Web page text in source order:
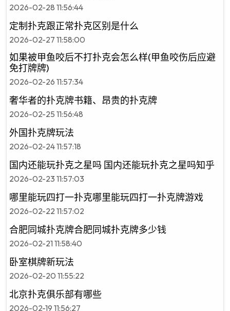
2026-02-28 11:56:44
定制扑克跟正常扑克区别是什么
2026-02-27 11:58:00
如果被甲鱼咬后不打扑克会怎么样(甲鱼咬伤后应避
免打牌牌)
2026-02-26 11:57:34
奢华者的扑克牌书籍、昂贵的扑克牌
2026-02-25 11:56:48
外国扑克牌玩法
2026-02-24 11:57:18
国内还能玩扑克之星吗 国内还能玩扑克之星吗知乎
2026-02-23 11:57:03
哪里能玩四打一扑克哪里能玩四打一扑克牌游戏
2026-02-22 11:57:02
合肥同城扑克牌合肥同城扑克牌多少钱
2026-02-21 11:58:40
卧室棋牌新玩法
2026-02-20 11:55:22
北京扑克俱乐部有哪些
2026-02-19 11:56:27